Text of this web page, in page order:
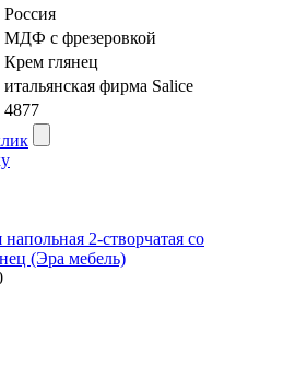
Россия
МДФ с фрезеровкой
Крем глянец
итальянская фирма Salice
4877
2-створчатая со
(Эра мебель)